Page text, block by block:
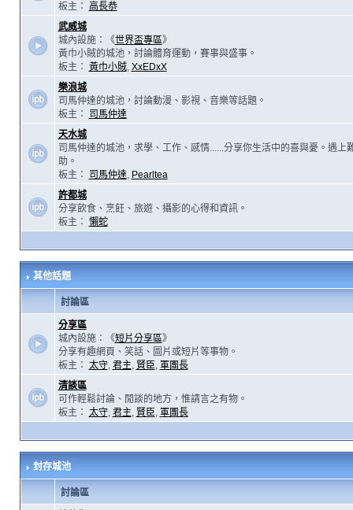
板主：
高長恭
武威城
城內設施：《世界盃專區》
黃巾小賊的城池，討論體育運動，賽事與盛事。
板主： 黃巾小賊, XxEDxX
樂浪城
司馬仲達的城池，討論動漫、影視、音樂等話題。
板主：
司馬仲達
天水城
司馬仲達的城池，求學、工作、感情......分享你生活中的喜與憂。遇上
助。
板主：
司馬仲達, Pearltea
許都城
分享飲食、烹飪、旅遊、攝影的心得和資訊。
板主： 懶蛇
其他話題
討論區
分享區
城內設施：《短片分享區》
分享有趣網頁、笑話、圖片或短片等事物。
板主： 太守, 君主, 賢臣, 軍團長
清談區
可作輕鬆討論、閒談的地方，惟請言之有物。
板主： 太守, 君主, 賢臣, 軍團長
封存城池
討論區